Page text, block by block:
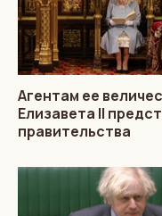
Агентам ее
Елизавета II
правительства